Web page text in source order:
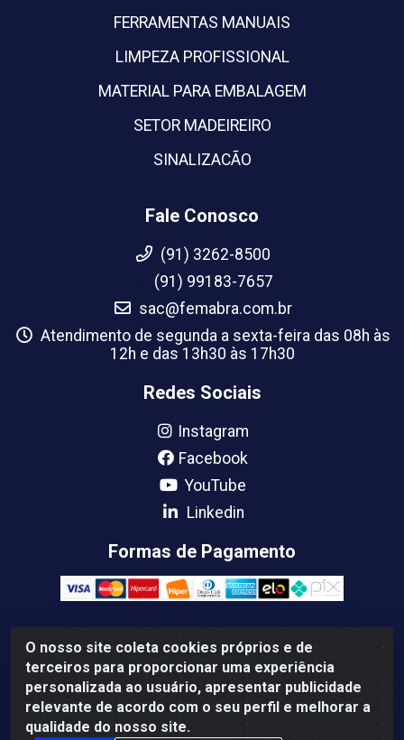
O nosso site coleta cookies próprios e de
terceiros para proporcionar uma experiência
personalizada ao usuário, apresentar publicidade
relevante de acordo com o seu perfil e melhorar a
qualidade do nosso site.
FERRAMENTAS MANUAIS
LIMPEZA PROFISSIONAL
MATERIAL PARA EMBALAGEM
SETOR MADEIREIRO
SINALIZACÃO
Fale Conosco
(91) 3262-8500
(91) 99183-7657
sac@femabra.com.br
Atendimento de segunda a sexta-feira das 08h às
12h e das 13h30 às 17h30
Redes Sociais
Instagram
Facebook
YouTube
Linkedin
Formas de Pagamento
Femabra Comercio de Ferramentas e Maquinas LTDA -
07.772.337/0001-66 - BR 316 Km 08 Rua Joao Canuto, 195 -
Centro, Ananindeua/PA - CEP: 67030-130